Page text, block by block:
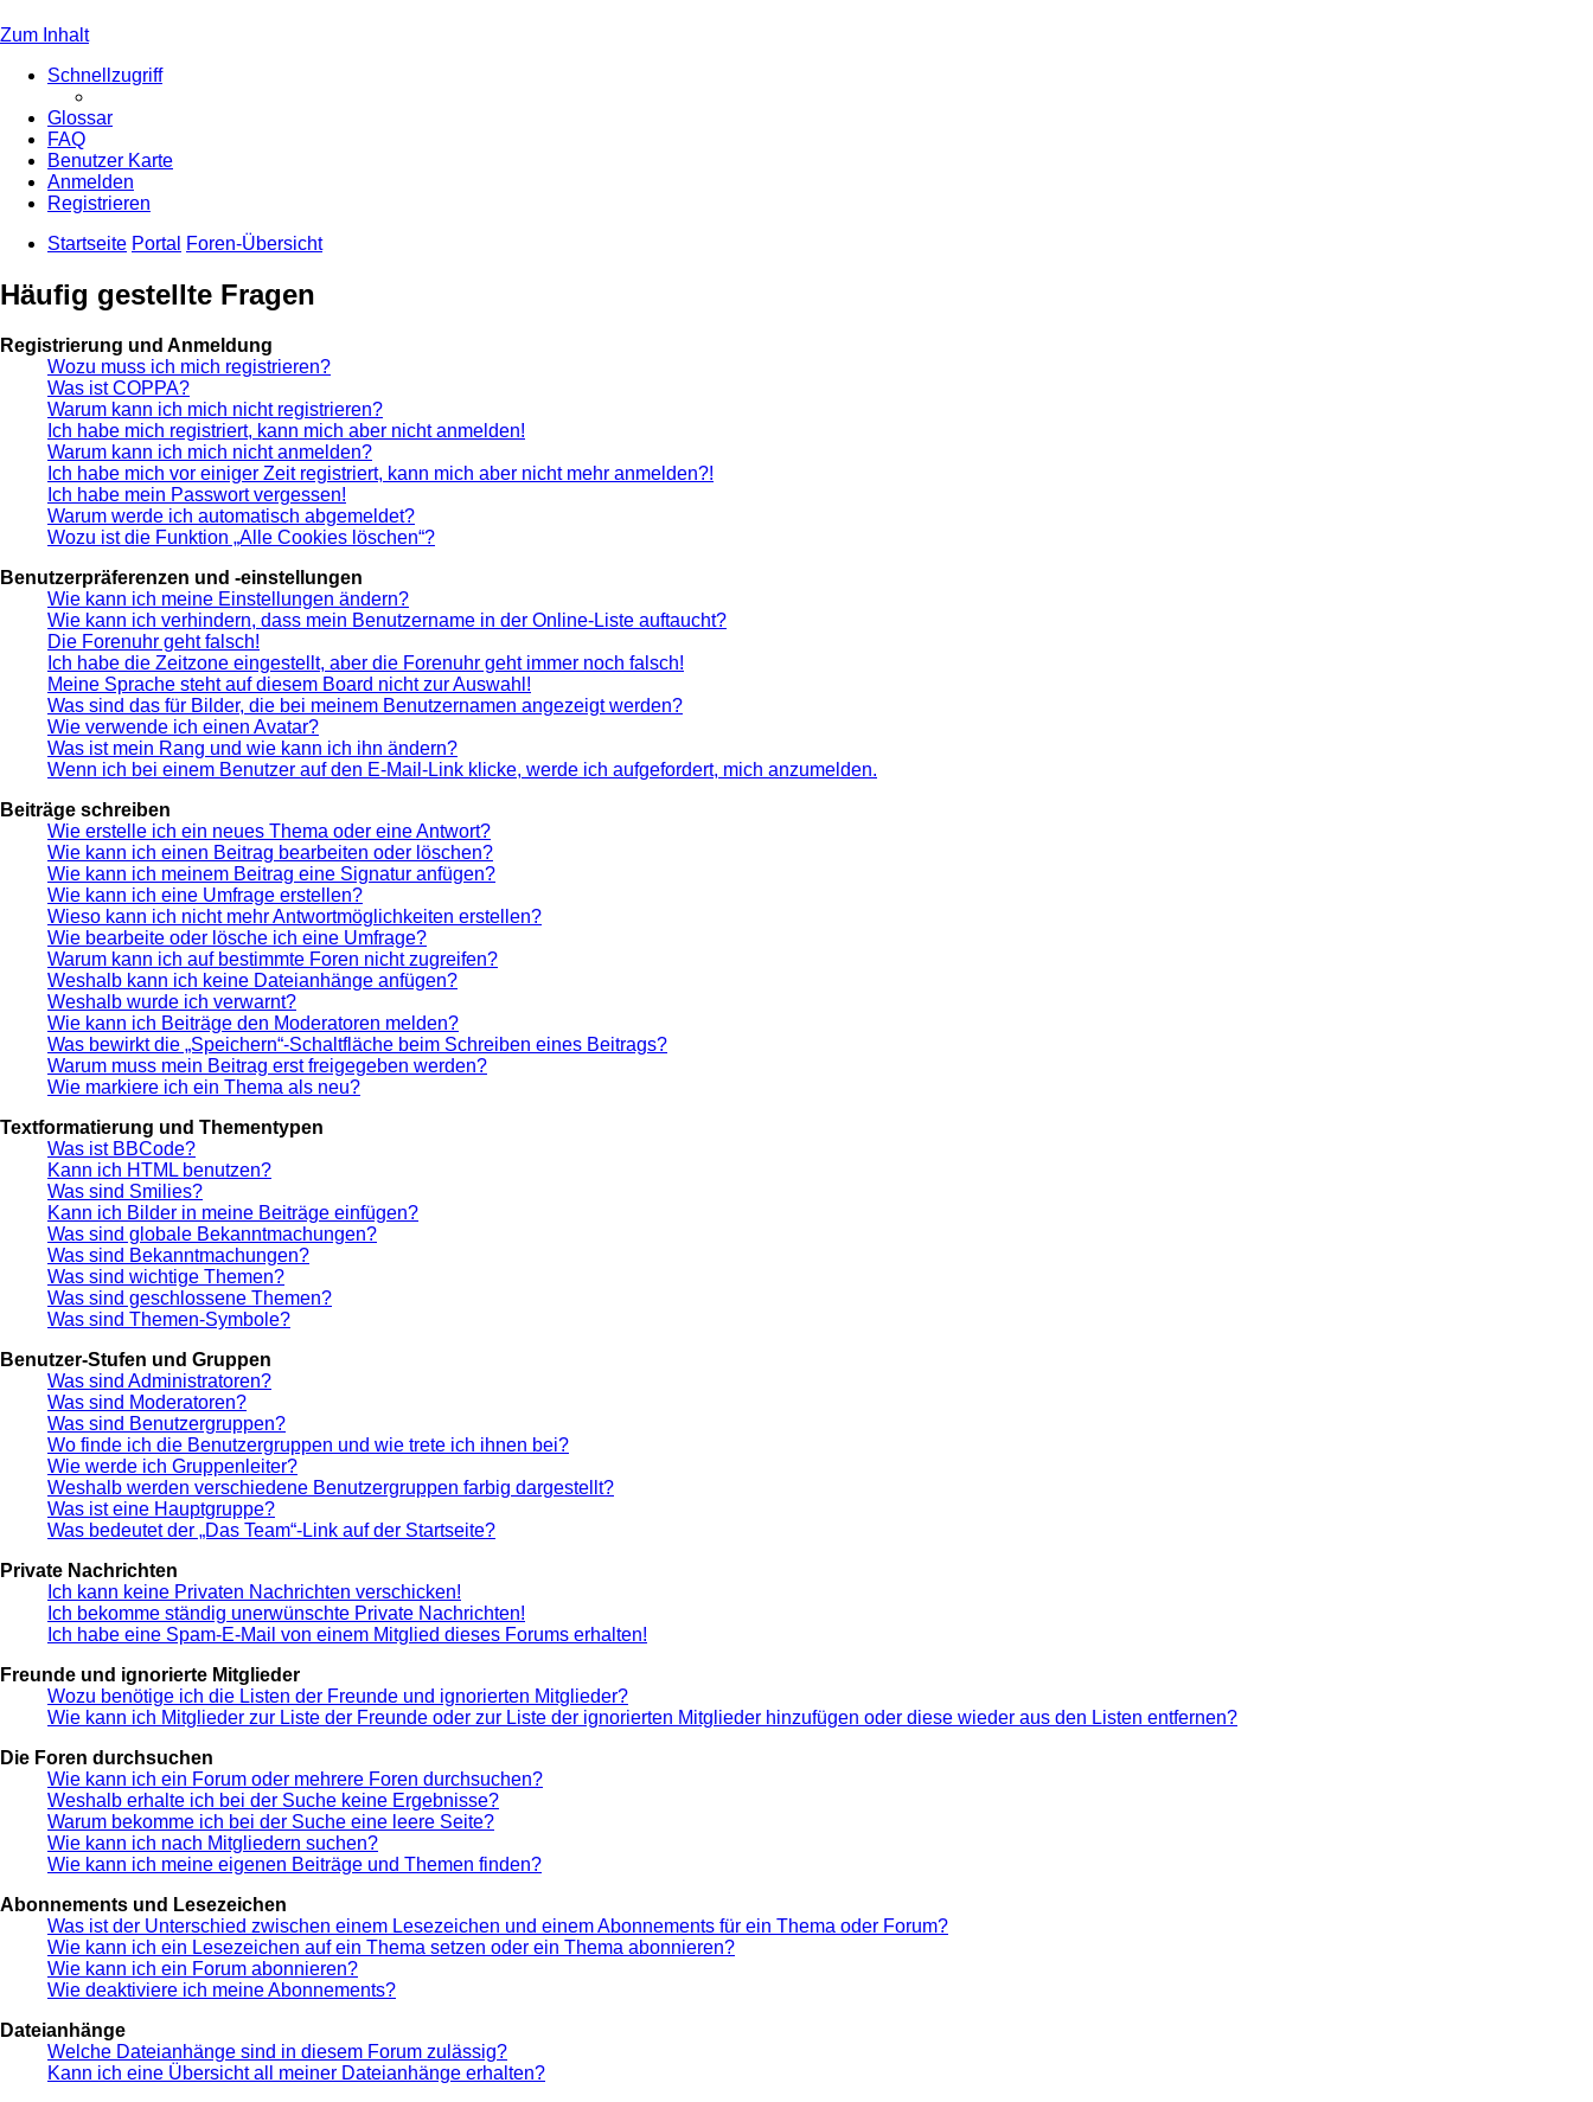
Zum Inhalt
Schnellzugriff
Glossar
FAQ
Benutzer Karte
Anmelden
Registrieren
Startseite Portal Foren-Übersicht
Häufig gestellte Fragen
Registrierung und Anmeldung
Wozu muss ich mich registrieren?
Was ist COPPA?
Warum kann ich mich nicht registrieren?
Ich habe mich registriert, kann mich aber nicht anmelden!
Warum kann ich mich nicht anmelden?
Ich habe mich vor einiger Zeit registriert, kann mich aber nicht mehr anmelden?!
Ich habe mein Passwort vergessen!
Warum werde ich automatisch abgemeldet?
Wozu ist die Funktion „Alle Cookies löschen“?
Benutzerpräferenzen und -einstellungen
Wie kann ich meine Einstellungen ändern?
Wie kann ich verhindern, dass mein Benutzername in der Online-Liste auftaucht?
Die Forenuhr geht falsch!
Ich habe die Zeitzone eingestellt, aber die Forenuhr geht immer noch falsch!
Meine Sprache steht auf diesem Board nicht zur Auswahl!
Was sind das für Bilder, die bei meinem Benutzernamen angezeigt werden?
Wie verwende ich einen Avatar?
Was ist mein Rang und wie kann ich ihn ändern?
Wenn ich bei einem Benutzer auf den E-Mail-Link klicke, werde ich aufgefordert, mich anzumelden.
Beiträge schreiben
Wie erstelle ich ein neues Thema oder eine Antwort?
Wie kann ich einen Beitrag bearbeiten oder löschen?
Wie kann ich meinem Beitrag eine Signatur anfügen?
Wie kann ich eine Umfrage erstellen?
Wieso kann ich nicht mehr Antwortmöglichkeiten erstellen?
Wie bearbeite oder lösche ich eine Umfrage?
Warum kann ich auf bestimmte Foren nicht zugreifen?
Weshalb kann ich keine Dateianhänge anfügen?
Weshalb wurde ich verwarnt?
Wie kann ich Beiträge den Moderatoren melden?
Was bewirkt die „Speichern“-Schaltfläche beim Schreiben eines Beitrags?
Warum muss mein Beitrag erst freigegeben werden?
Wie markiere ich ein Thema als neu?
Textformatierung und Thementypen
Was ist BBCode?
Kann ich HTML benutzen?
Was sind Smilies?
Kann ich Bilder in meine Beiträge einfügen?
Was sind globale Bekanntmachungen?
Was sind Bekanntmachungen?
Was sind wichtige Themen?
Was sind geschlossene Themen?
Was sind Themen-Symbole?
Benutzer-Stufen und Gruppen
Was sind Administratoren?
Was sind Moderatoren?
Was sind Benutzergruppen?
Wo finde ich die Benutzergruppen und wie trete ich ihnen bei?
Wie werde ich Gruppenleiter?
Weshalb werden verschiedene Benutzergruppen farbig dargestellt?
Was ist eine Hauptgruppe?
Was bedeutet der „Das Team“-Link auf der Startseite?
Private Nachrichten
Ich kann keine Privaten Nachrichten verschicken!
Ich bekomme ständig unerwünschte Private Nachrichten!
Ich habe eine Spam-E-Mail von einem Mitglied dieses Forums erhalten!
Freunde und ignorierte Mitglieder
Wozu benötige ich die Listen der Freunde und ignorierten Mitglieder?
Wie kann ich Mitglieder zur Liste der Freunde oder zur Liste der ignorierten Mitglieder hinzufügen oder diese wieder aus den Listen entfernen?
Die Foren durchsuchen
Wie kann ich ein Forum oder mehrere Foren durchsuchen?
Weshalb erhalte ich bei der Suche keine Ergebnisse?
Warum bekomme ich bei der Suche eine leere Seite?
Wie kann ich nach Mitgliedern suchen?
Wie kann ich meine eigenen Beiträge und Themen finden?
Abonnements und Lesezeichen
Was ist der Unterschied zwischen einem Lesezeichen und einem Abonnements für ein Thema oder Forum?
Wie kann ich ein Lesezeichen auf ein Thema setzen oder ein Thema abonnieren?
Wie kann ich ein Forum abonnieren?
Wie deaktiviere ich meine Abonnements?
Dateianhänge
Welche Dateianhänge sind in diesem Forum zulässig?
Kann ich eine Übersicht all meiner Dateianhänge erhalten?